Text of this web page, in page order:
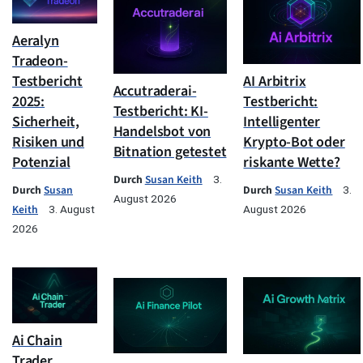
Aeralyn
Tradeon-
Testbericht
2025:
Sicherheit,
Risiken und
Potenzial
Durch Susan
Keith
3. August
2026
Accutraderai-
Testbericht: KI-
Handelsbot von
Bitnation getestet
Durch Susan Keith
3.
August 2026
AI Arbitrix
Testbericht:
Intelligenter
Krypto-Bot oder
riskante Wette?
DurchSusan Keith
3.
August 2026
Ai Chain